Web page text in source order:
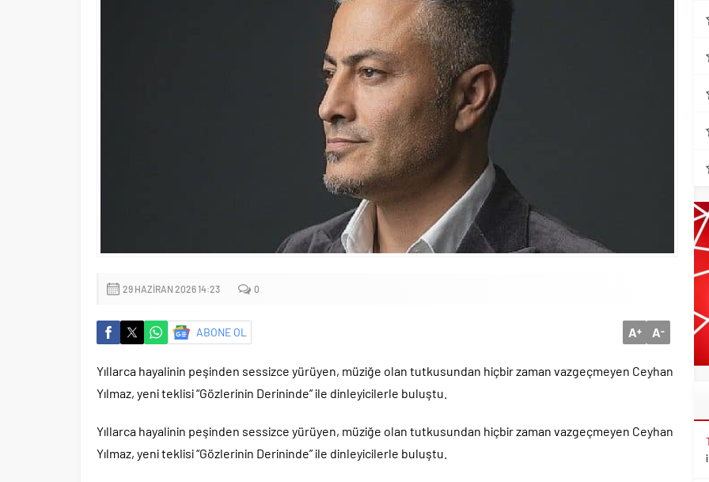
29 HAZIRAN 2026 14:23 0
ABONE OL A+ A-
Yıllarca hayalinin peşinden sessizce yürüyen, müziğe olan tutkusundan hiçbir zaman vazgeçmeyen Ceyhan
Yılmaz, yeni teklisi “Gözlerinin Derininde” ile dinleyicilerle buluştu.
Yıllarca hayalinin peşinden sessizce yürüyen, müziğe olan tutkusundan hiçbir zaman vazgeçmeyen Ceyhan
Yılmaz, yeni teklisi “Gözlerinin Derininde” ile dinleyicilerle buluştu.